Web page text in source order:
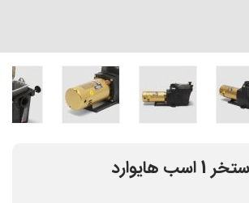
پمپ تصفیه استخر 1 اسب هایوارد